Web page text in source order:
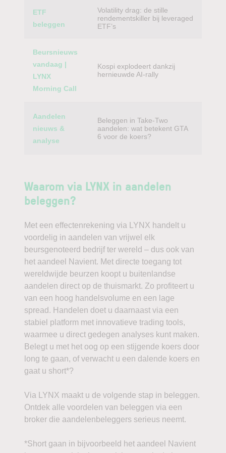
ETF
beleggen
Volatility drag: de stille
rendementskiller bij leveraged
ETF’s
Beursnieuws
vandaag |
LYNX
Morning Call
Kospi explodeert dankzij
hernieuwde AI-rally
Aandelen
nieuws &
analyse
Beleggen in Take-Two
aandelen: wat betekent GTA
6 voor de koers?
Waarom via LYNX in aandelen
beleggen?
Met een effectenrekening via LYNX handelt u
voordelig in aandelen van vrijwel elk
beursgenoteerd bedrijf ter wereld – dus ook van
het aandeel Navient. Met directe toegang tot
wereldwijde beurzen koopt u buitenlandse
aandelen direct op de thuismarkt. Zo profiteert u
van een hoog handelsvolume en een lage
spread. Handelen doet u daarnaast via een
stabiel platform met innovatieve trading tools,
waarmee u direct gedegen analyses kunt maken.
Belegt u met het oog op een stijgende koers door
long te gaan, of verwacht u een dalende koers en
gaat u short*?
Via LYNX maakt u de volgende stap in beleggen.
Ontdek alle voordelen van beleggen via een
broker die aandelenbeleggers serieus neemt.
*Short gaan in bijvoorbeeld het aandeel Navient